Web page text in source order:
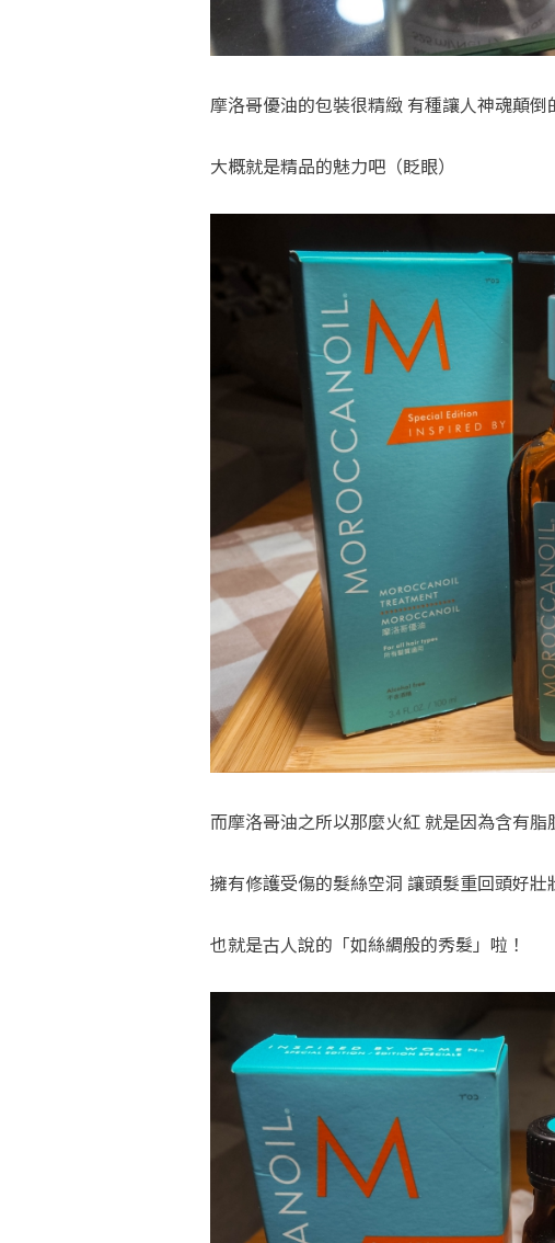
摩洛哥優油的包裝很精緻 有種讓人神魂顛倒
大概就是精品的魅力吧（眨眼）
而摩洛哥油之所以那麼火紅 就是因為含有
擁有修護受傷的髮絲空洞 讓頭髮重回頭好壯
也就是古人說的「如絲綢般的秀髮」啦！